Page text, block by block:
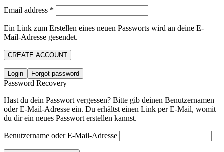
Email address *
Ein Link zum Erstellen eines neuen Passworts wird an deine E-
Mail-Adresse gesendet.
CREATE ACCOUNT
Login Forgot password
Password Recovery
Hast du dein Passwort vergessen? Bitte gib deinen Benutzernamen
oder E-Mail-Adresse ein. Du erhältst einen Link per E-Mail, womit
du dir ein neues Passwort erstellen kannst.
Benutzername oder E-Mail-Adresse